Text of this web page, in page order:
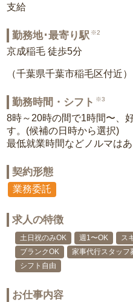
支給
勤務地･最寄り駅 ※2
京成稲毛 徒歩5分
（千葉県千葉市稲毛区付近）
勤務時間・シフト ※3
8時～20時の間で1時間〜、
す。(候補の日時から選択)
最低就業時間などノルマはあ
契約形態
業務委託
求人の特徴
土日祝のみOK 週1〜OK ス
ブランクOK
家事代行スタッフ
シフト自由
お仕事内容